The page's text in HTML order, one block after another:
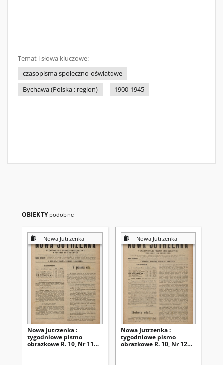
Temat i słowa kluczowe:
czasopisma społeczno-oświatowe
Bychawa (Polska ; region)
1900-1945
OBIEKTY podobne
Nowa Jutrzenka
Nowa Jutrzenka :
tygodniowe pismo
obrazkowe R. 10, Nr 11
Nowa Jutrzenka
Nowa Jutrzenka :
tygodniowe pismo
obrazkowe R. 10, Nr 12